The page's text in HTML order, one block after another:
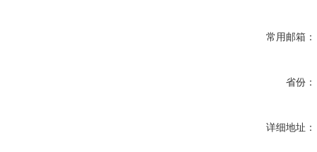
常用邮箱：
省份：
详细地址：